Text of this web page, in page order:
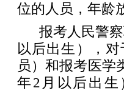
位的人员，年龄
报考人民警
以后出生），
员）和报考医学
年2月以后出